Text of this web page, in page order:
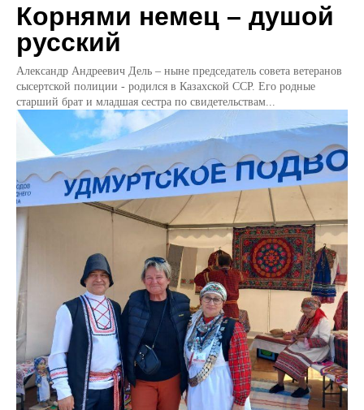
Корнями немец – душой
русский
Александр Андреевич Дель – ныне председатель совета ветеранов
сысертской полиции - родился в Казахской ССР. Его родные
старший брат и младшая сестра по свидетельствам...